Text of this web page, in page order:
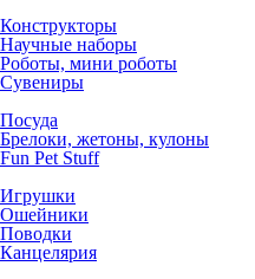
Конструкторы
Научные наборы
Роботы, мини роботы
Сувениры
Посуда
Брелоки, жетоны, кулоны
Fun Pet Stuff
Игрушки
Ошейники
Поводки
Канцелярия